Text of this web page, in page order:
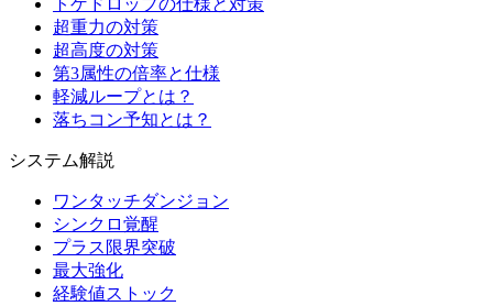
トゲドロップの仕様と対策
超重力の対策
超高度の対策
第3属性の倍率と仕様
軽減ループとは？
落ちコン予知とは？
システム解説
ワンタッチダンジョン
シンクロ覚醒
プラス限界突破
最大強化
経験値ストック